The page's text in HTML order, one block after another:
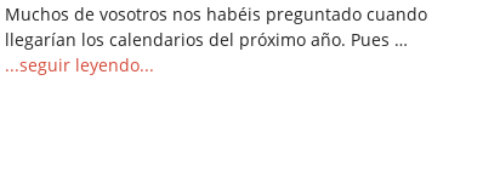
Muchos de vosotros nos habéis preguntado cuando
llegarían los calendarios del próximo año. Pues …
...seguir leyendo...